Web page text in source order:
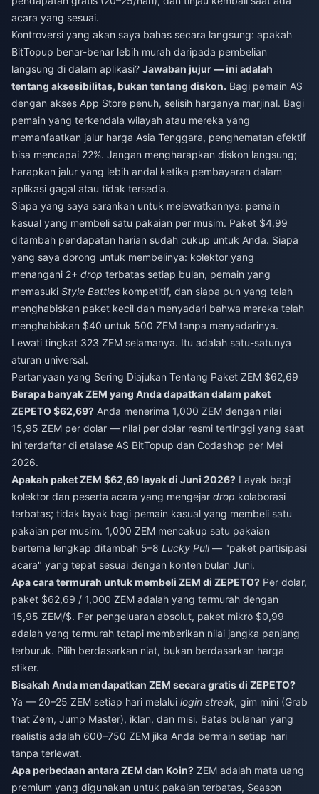
acara yang sesuai.
Kontroversi yang akan saya bahas secara langsung: apakah
BitTopup benar-benar lebih murah daripada pembelian
langsung di dalam aplikasi? Jawaban jujur — ini adalah
tentang aksesibilitas, bukan tentang diskon. Bagi pemain AS
dengan akses App Store penuh, selisih harganya marjinal. Bagi
pemain yang terkendala wilayah atau mereka yang
memanfaatkan jalur harga Asia Tenggara, penghematan efektif
bisa mencapai 22%. Jangan mengharapkan diskon langsung;
harapkan jalur yang lebih andal ketika pembayaran dalam
aplikasi gagal atau tidak tersedia.
Siapa yang saya sarankan untuk melewatkannya: pemain
kasual yang membeli satu pakaian per musim. Paket $4,99
ditambah pendapatan harian sudah cukup untuk Anda. Siapa
yang saya dorong untuk membelinya: kolektor yang
menangani 2+ drop terbatas setiap bulan, pemain yang
memasuki Style Battles kompetitif, dan siapa pun yang telah
menghabiskan paket kecil dan menyadari bahwa mereka telah
menghabiskan $40 untuk 500 ZEM tanpa menyadarinya.
Lewati tingkat 323 ZEM selamanya. Itu adalah satu-satunya
aturan universal.
Pertanyaan yang Sering Diajukan Tentang Paket ZEM $62,69
Berapa banyak ZEM yang Anda dapatkan dalam paket
ZEPETO $62,69? Anda menerima 1,000 ZEM dengan nilai
15,95 ZEM per dolar — nilai per dolar resmi tertinggi yang saat
ini terdaftar di etalase AS BitTopup dan Codashop per Mei
2026.
Apakah paket ZEM $62,69 layak di Juni 2026? Layak bagi
kolektor dan peserta acara yang mengejar drop kolaborasi
terbatas; tidak layak bagi pemain kasual yang membeli satu
pakaian per musim. 1,000 ZEM mencakup satu pakaian
bertema lengkap ditambah 5–8 Lucky Pull— "paket partisipasi
acara" yang tepat sesuai dengan konten bulan Juni.
Apa cara termurah untuk membeli ZEM di ZEPETO? Per dolar,
paket $62,69 / 1,000 ZEM adalah yang termurah dengan
15,95 ZEM/$. Per pengeluaran absolut, paket mikro $0,99
adalah yang termurah tetapi memberikan nilai jangka panjang
terburuk. Pilih berdasarkan niat, bukan berdasarkan harga
stiker.
Bisakah Anda mendapatkan ZEM secara gratis di ZEPETO?
Ya — 20–25 ZEM setiap hari melalui login streak, gim mini (Grab
that Zem, Jump Master), iklan, dan misi. Batas bulanan yang
realistis adalah 600–750 ZEM jika Anda bermain setiap hari
tanpa terlewat.
Apa perbedaan antara ZEM dan Koin? ZEM adalah mata uang
premium yang digunakan untuk pakaian terbatas, Season